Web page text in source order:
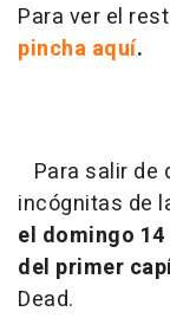
Para ver el
pincha aquí.
Para salir de
incógnitas de
el domingo
del primer
Dead.